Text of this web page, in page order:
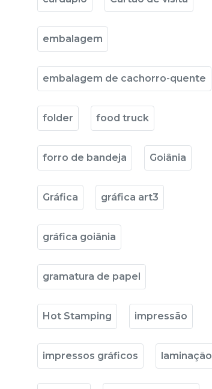
embalagem
embalagem de cachorro-quente
folder food truck
forro de bandeja Goiânia
Gráfica gráfica art3
gráfica goiânia
gramatura de papel
Hot Stamping impressão
impressos gráficos laminação